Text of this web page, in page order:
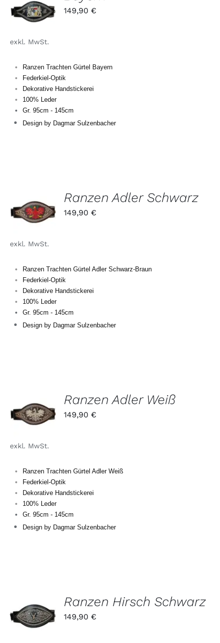
DIESES
PRODUKT
WEIST
VARIANTEN
OPTIONEN
KÖNNEN
AUF
DER
PRODUKTSEITE
WERDEN
/
DETAILS
149,90 €
exkl. MwSt.
Ranzen Trachten Gürtel Bayern
Federkiel-Optik
Dekorative Handstickerei
100% Leder
Gr. 95cm - 145cm
Design by Dagmar Sulzenbacher
DIESES
PRODUKT
VARIANTEN
OPTIONEN
KÖNNEN
AUF
DER
PRODUKTSEITE
WERDEN
/
DETAILS
Ranzen Adler Schwarz
149,90 €
exkl. MwSt.
Ranzen Trachten Gürtel Adler Schwarz-Braun
Federkiel-Optik
Dekorative Handstickerei
100% Leder
Gr. 95cm - 145cm
Design by Dagmar Sulzenbacher
DIESES
PRODUKT
VARIANTEN
OPTIONEN
KÖNNEN
AUF
DER
PRODUKTSEITE
WERDEN
/
DETAILS
Ranzen Adler Weiß
149,90 €
exkl. MwSt.
Ranzen Trachten Gürtel Adler Weiß
Federkiel-Optik
Dekorative Handstickerei
100% Leder
Gr. 95cm - 145cm
Design by Dagmar Sulzenbacher
DIESES
PRODUKT
WEIST
/
DETAILS
Ranzen Hirsch Schwarz
149,90 €